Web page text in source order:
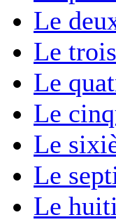
Le
Le
Le
Le
Le
Le
Le